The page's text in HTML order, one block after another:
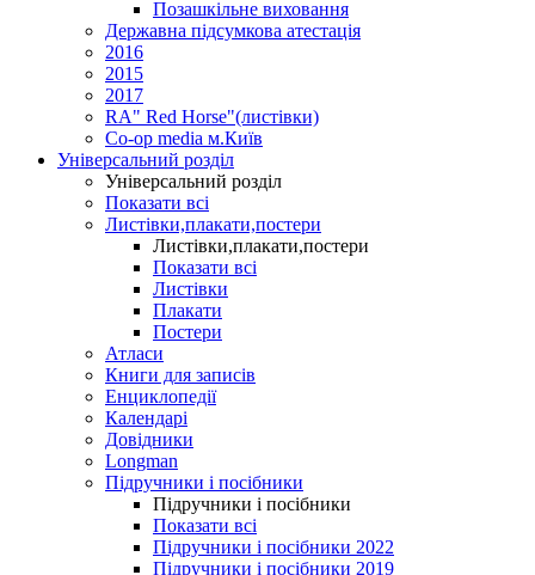
Позашкільне виховання
Державна підсумкова атестація
2016
2015
2017
RA" Red Horse"(листівки)
Co-op media м.Київ
Універсальний розділ
Універсальний розділ
Показати всі
Листівки,плакати,постери
Листівки,плакати,постери
Показати всі
Листівки
Плакати
Постери
Атласи
Книги для записів
Енциклопедії
Календарі
Довідники
Longman
Підручники і посібники
Підручники і посібники
Показати всі
Підручники і посібники 2022
Підручники і посібники 2019